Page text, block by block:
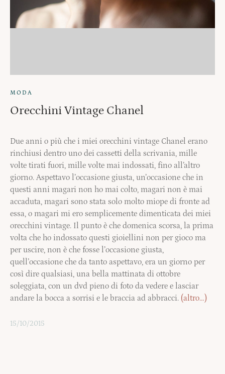
MODA
Orecchini Vintage Chanel
Due anni o più che i miei orecchini vintage Chanel erano
rinchiusi dentro uno dei cassetti della scrivania, mille
volte tirati fuori, mille volte mai indossati, fino all’altro
giorno. Aspettavo l’occasione giusta, un’occasione che in
questi anni magari non ho mai colto, magari non è mai
accaduta, magari sono stata solo molto miope di fronte ad
essa, o magari mi ero semplicemente dimenticata dei miei
orecchini vintage. Il punto è che domenica scorsa, la prima
volta che ho indossato questi gioiellini non per gioco ma
per uscire, non è che fosse l’occasione giusta,
quell’occasione che da tanto aspettavo, era un giorno per
così dire qualsiasi, una bella mattinata di ottobre
soleggiata, con un dvd pieno di foto da vedere e lasciar
andare la bocca a sorrisi e le braccia ad abbracci. (altro…)
15/10/2015